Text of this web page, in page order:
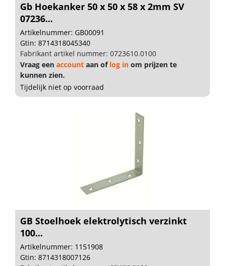
Gb Hoekanker 50 x 50 x 58 x 2mm SV
07236...
Artikelnummer: GB00091
Gtin: 8714318045340
Fabrikant artikel nummer: 0723610.0100
Vraag een account aan of log in om prijzen te
kunnen zien.
Tijdelijk niet op voorraad
GB Stoelhoek elektrolytisch verzinkt
100...
Artikelnummer: 1151908
Gtin: 8714318007126